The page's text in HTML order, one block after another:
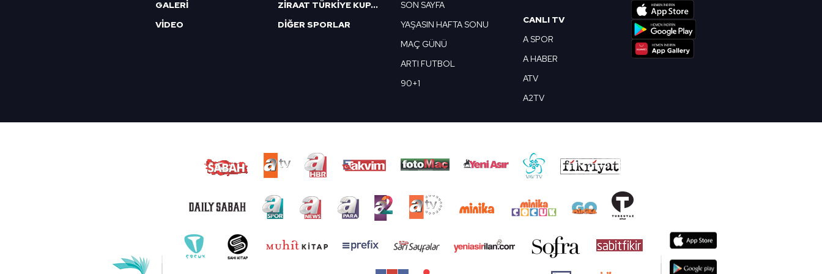
GALERİ
VİDEO
ZİRAAT TÜRKİYE KUPASI
DİĞER SPORLAR
SON SAYFA
YAŞASIN HAFTA SONU
MAÇ GÜNÜ
ARTI FUTBOL
90+1
CANLI TV
A SPOR
A HABER
ATV
A2TV